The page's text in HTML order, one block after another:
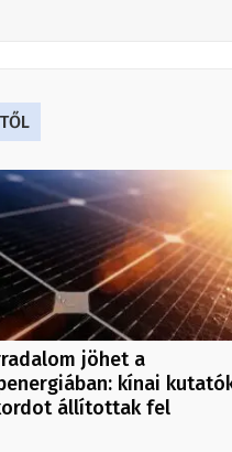
jöhet a
kínai
állítottak fel